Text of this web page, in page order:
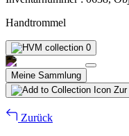
Handtrommel
0
Meine Sammlung
Zur
Zurück